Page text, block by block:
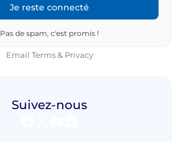
Pas de spam, c'est promis !
Email Terms& Privacy
Suivez-nous